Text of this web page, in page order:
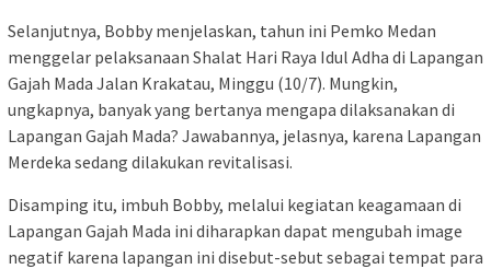
Selanjutnya, Bobby menjelaskan, tahun ini Pemko Medan
menggelar pelaksanaan Shalat Hari Raya Idul Adha di Lapangan
Gajah Mada Jalan Krakatau, Minggu (10/7). Mungkin,
ungkapnya, banyak yang bertanya mengapa dilaksanakan di
Lapangan Gajah Mada? Jawabannya, jelasnya, karena Lapangan
Merdeka sedang dilakukan revitalisasi.
Disamping itu, imbuh Bobby, melalui kegiatan keagamaan di
Lapangan Gajah Mada ini diharapkan dapat mengubah image
negatif karena lapangan ini disebut-sebut sebagai tempat para